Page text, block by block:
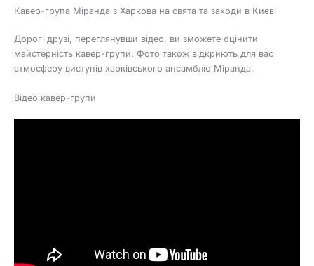
Кавер-група Міранда з Харкова на свята та заходи в Києві
Дорогі друзі, переглянувши відео, ви зможете оцінити
майстерність кавер-групи. Фото також відкриють для вас
атмосферу виступів харківського ансамблю Міранда.
Відео кавер-групи